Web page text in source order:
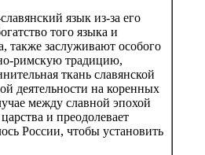
язык из-за его
того языка и
также заслуживают особого
римскую традицию,
ткань славянской
деятельности на коренных
между славной эпохой
и преодолевает
России, чтобы установить